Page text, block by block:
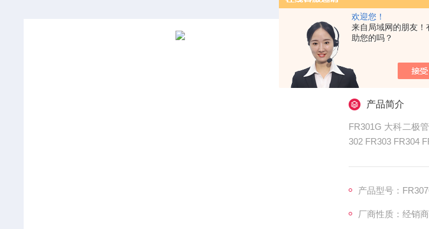
欢迎您！
来自局域网的朋友！
助您的吗？
FR301G
产品简介
FR301G 大科二极
302 FR303 FR304
产品型号：
厂商性质：经销商